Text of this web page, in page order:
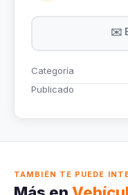
✉️
Categoría
Publicado
TAMBIÉN TE PUEDE